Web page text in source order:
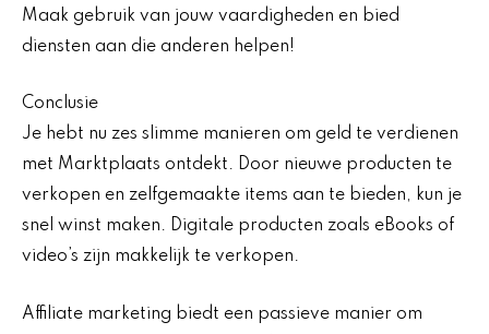
Maak gebruik van jouw vaardigheden en bied
diensten aan die anderen helpen!
Conclusie
Je hebt nu zes slimme manieren om geld te verdienen
met Marktplaats ontdekt. Door nieuwe producten te
verkopen en zelfgemaakte items aan te bieden, kun je
snel winst maken. Digitale producten zoals eBooks of
video’s zijn makkelijk te verkopen.
Affiliate marketing biedt een passieve manier om